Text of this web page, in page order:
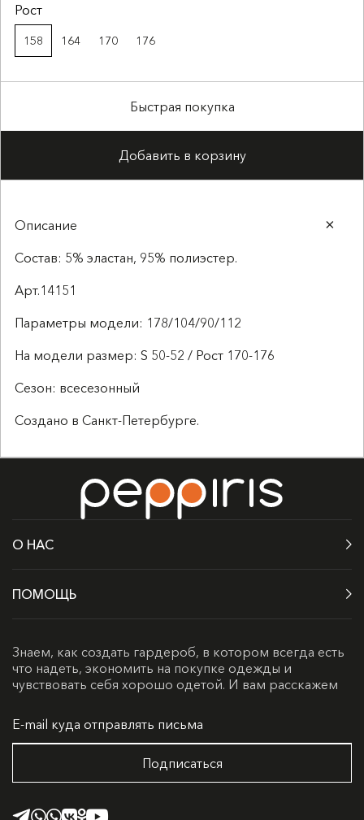
Рост
158 164 170 176
Быстрая покупка
Добавить в корзину
Описание
Состав: 5% эластан, 95% полиэстер.
Арт.14151
Параметры модели: 178/104/90/112
На модели размер: S 50-52 / Рост 170-176
Сезон: всесезонный
Создано в Санкт-Петербурге.
О НАС
ПОМОЩЬ
Знаем, как создать гардероб, в котором всегда есть
что надеть, экономить на покупке одежды и
чувствовать себя хорошо одетой. И вам расскажем
Подписаться